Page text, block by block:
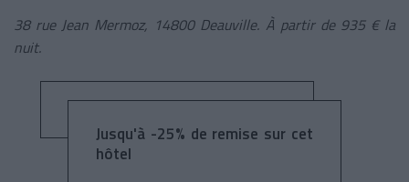
38 rue Jean Mermoz, 14800 Deauville. À partir de 935 € la
nuit.
Jusqu'à -25% de remise sur cet
hôtel